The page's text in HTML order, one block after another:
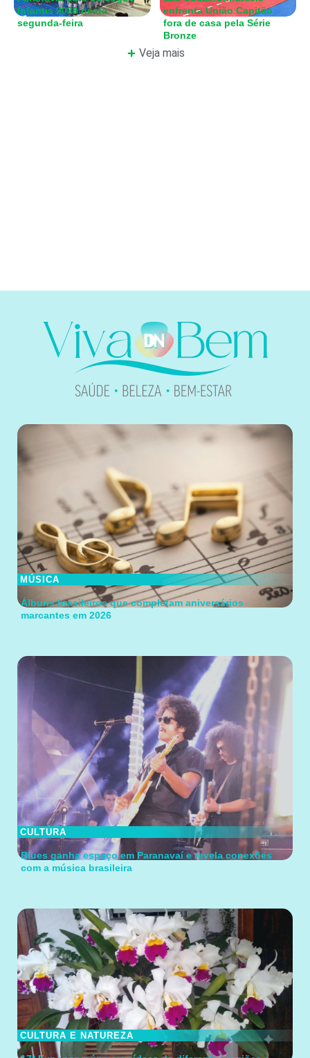
Infantis 2026 nesta
segunda-feira
enfrenta União Capitão
fora de casa pela Série
Bronze
Veja mais
MÚSICA
Álbuns brasileiros que completam aniversários
marcantes em 2026
CULTURA
Blues ganha espaço em Paranavaí e revela conexões
com a música brasileira
CULTURA E NATUREZA